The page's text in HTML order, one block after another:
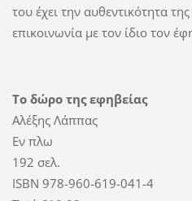
του έχει την αυθεντικότητα
επικοινωνία με τον ίδιο τον
Το δώρο της εφηβείας
Αλέξης Λάππας
Εν πλω
192 σελ.
ISBN 978-960-619-041-4